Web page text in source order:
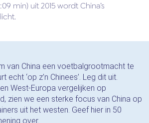
min) uit 2015 wordt China’s
van China een voetbalgrootmacht te
echt ‘op z’n Chinees’. Leg dit uit.
West-Europa vergelijken op
zien we een sterke focus van China op
uit het westen. Geef hier in 50
over.